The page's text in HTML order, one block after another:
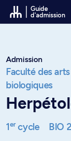
Passer au contenu
Guide
d'admission
Admission
Faculté des
biologiques
1ercycle BIO